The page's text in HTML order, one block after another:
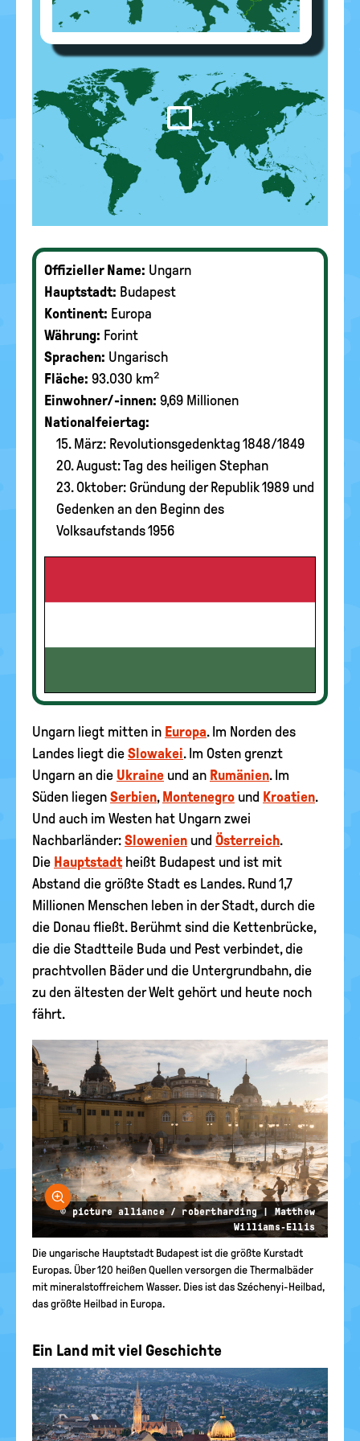
Offizieller Name: Ungarn
Hauptstadt: Budapest
Kontinent: Europa
Währung: Forint
Sprachen: Ungarisch
Fläche: 93.030 km²
Einwohner/-innen: 9,69 Millionen
Nationalfeiertag:
15. März: Revolutionsgedenktag 1848/1849
20. August: Tag des heiligen Stephan
23. Oktober: Gründung der Republik 1989 und
Gedenken an den Beginn des
Volksaufstands 1956
Ungarn liegt mitten in Europa. Im Norden des
Landes liegt die Slowakei. Im Osten grenzt
Ungarn an die Ukraine und an Rumänien. Im
Süden liegen Serbien, Montenegro und Kroatien.
Und auch im Westen hat Ungarn zwei
Nachbarländer: Slowenien und Österreich.
Die Hauptstadtheißt Budapest und ist mit
Abstand die größte Stadt es Landes. Rund 1,7
Millionen Menschen leben in der Stadt, durch die
die Donau fließt. Berühmt sind die Kettenbrücke,
die die Stadtteile Buda und Pest verbindet, die
prachtvollen Bäder und die Untergrundbahn, die
zu den ältesten der Welt gehört und heute noch
fährt.
Bild vergrößern
© picture alliance / robertharding | Matthew
Williams-Ellis
Die ungarische Hauptstadt Budapest ist die größte Kurstadt
Europas. Über 120 heißen Quellen versorgen die Thermalbäder
mit mineralstoffreichem Wasser. Dies ist das Széchenyi-Heilbad,
das größte Heilbad in Europa.
Ein Land mit viel Geschichte